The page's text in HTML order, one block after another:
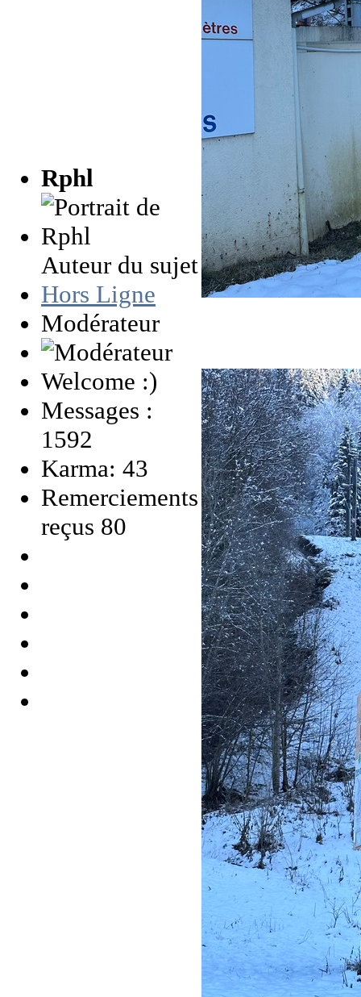
Rphl
Auteur du sujet
Hors Ligne
Modérateur
Welcome :)
Messages :
1592
Karma: 43
Remerciements
reçus 80